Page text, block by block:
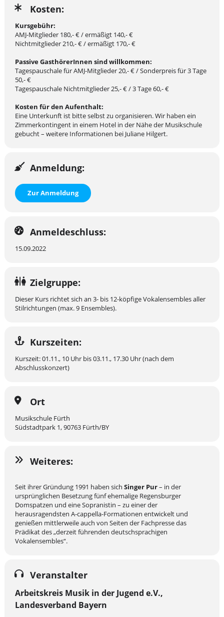
einstudiert werden. Anhand einer offenen Probe wird Singer Pur
aufzeigen, wie effizient kostbare Probenzeit genutzt werden
kann. Auch für PassivhörerInnen ist die Teilnahme interessant,
um für das eigene Ensemble viele Tipps und Anregungen mit
nach Hause zu nehmen!
Zum Abschluss findet ein Konzert aller teilnehmender
Vokalensembles gemeinsam mit Singer Pur statt (Sonntag,
06.11.2022 um 17 Uhr im großen Saal der Musikschule Fürth).
Die Organisaton erfolgt durch den AMJ Landesverband Bayern.
Kosten:
Kursgebühr:
AMJ-Mitglieder 180,- € / ermäßigt 140,- €
Nichtmitglieder 210,- € / ermäßigt 170,- €
Passive GasthörerInnen sind willkommen:
Tagespauschale für AMJ-Mitglieder 20,- € / Sonderpreis für 3 Tage
50,- €
Tagespauschale Nichtmitglieder 25,- € / 3 Tage 60,- €
Kosten für den Aufenthalt:
Eine Unterkunft ist bitte selbst zu organisieren. Wir haben ein
Zimmerkontingent in einem Hotel in der Nähe der Musikschule
gebucht – weitere Informationen bei Juliane Hilgert.
Anmeldung:
Zur Anmeldung
Anmeldeschluss:
15.09.2022
Zielgruppe:
Dieser Kurs richtet sich an 3- bis 12-köpfige Vokalensembles aller
Stilrichtungen (max. 9 Ensembles).
Kurszeiten:
Kurszeit: 01.11., 10 Uhr bis 03.11., 17.30 Uhr (nach dem
Abschlusskonzert)
Ort
Musikschule Fürth
Südstadtpark 1, 90763 Fürth/BY
Weiteres:
Seit ihrer Gründung 1991 haben sich Singer Pur– in der
ursprünglichen Besetzung fünf ehemalige Regensburger
Domspatzen und eine Sopranistin – zu einer der
herausragendsten A-cappella-Formationen entwickelt und
genießen mittlerweile auch von Seiten der Fachpresse das
Prädikat des „derzeit führenden deutschsprachigen
Vokalensembles“.
Veranstalter
Arbeitskreis Musik in der Jugend e.V.,
Landesverband Bayern